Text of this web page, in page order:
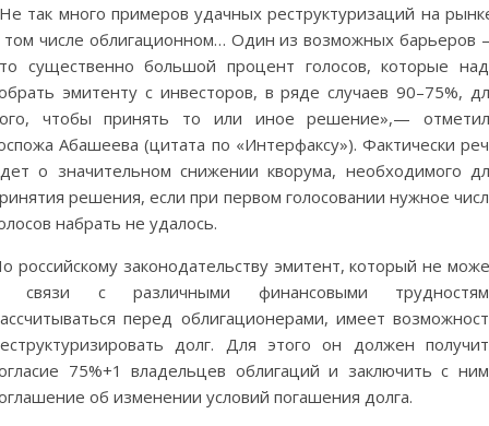
так много примеров удачных реструктуризаций на
том числе облигационном… Один из возможных барьеров
существенно большой процент голосов, которые
эмитенту с инвесторов, в ряде случаев 90–75%,
чтобы принять то или иное решение»,—
Абашеева (цитата по «Интерфаксу»). Фактически
о значительном снижении кворума, необходимого
решения, если при первом голосовании нужное
набрать не удалось.
российскому законодательству эмитент, который не
связи с различными финансовыми
перед облигационерами, имеет
долг. Для этого он должен
75%+1 владельцев облигаций и заключить с
об изменении условий погашения долга.